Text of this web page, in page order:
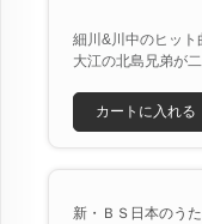
細川&川中のヒッ
大江の北島兄弟が
カートに入れる
新・ＢＳ日本のう